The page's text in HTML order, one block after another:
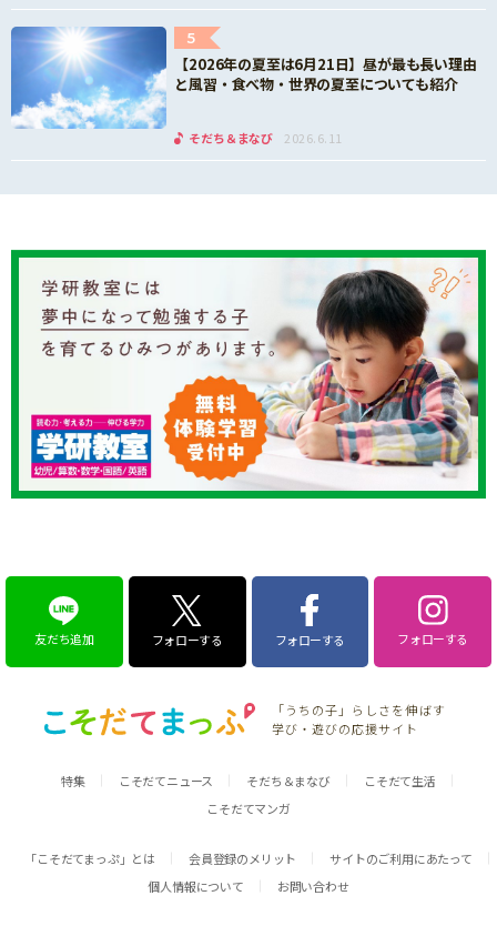
5
【2026年の夏至は6月21日】昼が最も長い理由
と風習・食べ物・世界の夏至についても紹介
そだち＆まなび 2026.6.11
友だち追加 フォローする フォローする フォローする
「うちの子」らしさを伸ばす
学び・遊びの応援サイト
特集 こそだてニュース そだち＆まなび
こそだて生活
こそだてマンガ
「こそだてまっぷ」とは 会員登録のメリット
サイトのご利用にあたって
個人情報について
お問い合わせ